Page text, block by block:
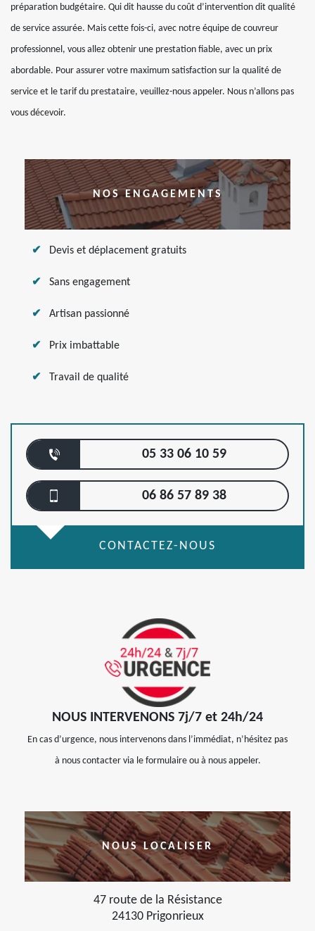
préparation budgétaire. Qui dit hausse du coût d’intervention dit qualité
de service assurée. Mais cette fois-ci, avec notre équipe de couvreur
professionnel, vous allez obtenir une prestation fiable, avec un prix
abordable. Pour assurer votre maximum satisfaction sur la qualité de
service et le tarif du prestataire, veuillez-nous appeler. Nous n’allons pas
vous décevoir.
NOS ENGAGEMENTS
Devis et déplacement gratuits
Sans engagement
Artisan passionné
Prix imbattable
Travail de qualité
05 33 06 10 59
06 86 57 89 38
CONTACTEZ-NOUS
NOUS INTERVENONS 7j/7 et 24h/24
En cas d’urgence, nous intervenons dans l’immédiat, n’hésitez pas
à nous contacter via le formulaire ou à nous appeler.
NOUS LOCALISER
47 route de la Résistance
24130 Prigonrieux